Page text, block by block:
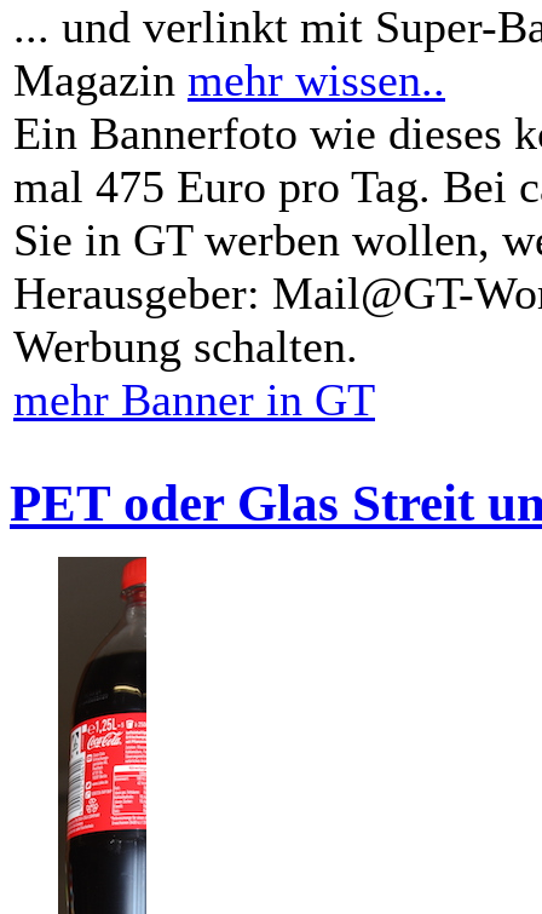
... und verlinkt mit Super-
Magazin mehr wissen..
Ein Bannerfoto wie dieses
mal 475 Euro pro Tag. Bei
Sie in GT werben wollen,
Herausgeber: Mail@GT-
Werbung schalten.
mehr Banner in GT
PET oder Glas Streit